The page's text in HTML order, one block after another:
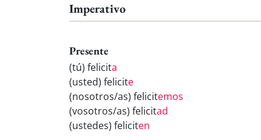
Imperativo
Presente
(tú) felicita
(usted) felicite
(nosotros/as) felicitemos
(vosotros/as) felicitad
(ustedes) feliciten